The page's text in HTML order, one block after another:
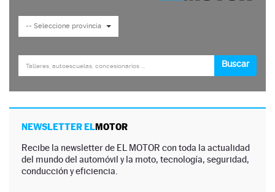
NEWSLETTER ELMOTOR
Recibe la newsletter de EL MOTOR con toda la actualidad
del mundo del automóvil y la moto, tecnología, seguridad,
conducción y eficiencia.